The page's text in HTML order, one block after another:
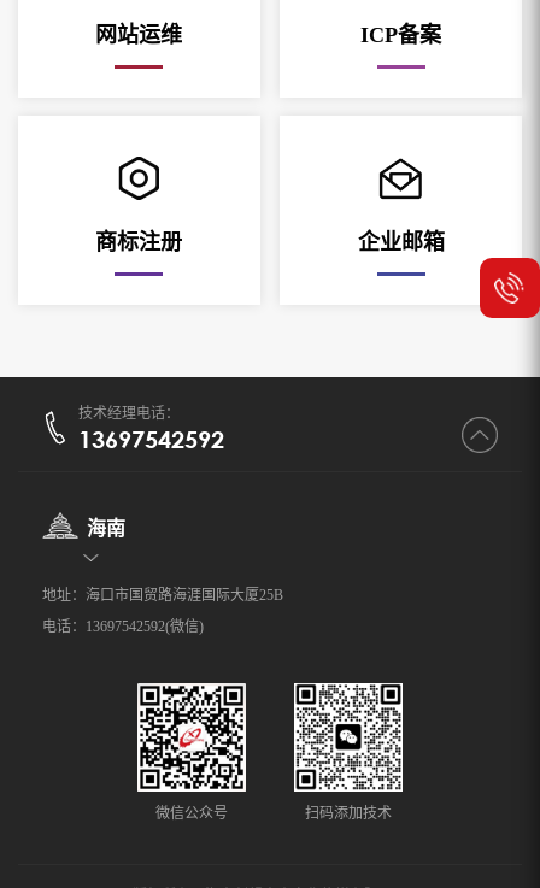
网站运维 ICP备案
商标注册 企业邮箱
技术经理电话：
13697542592
海南
地址：海口市国贸路海涯国际大厦25B
电话：13697542592(微信)
微信公众号 扫码添加技术